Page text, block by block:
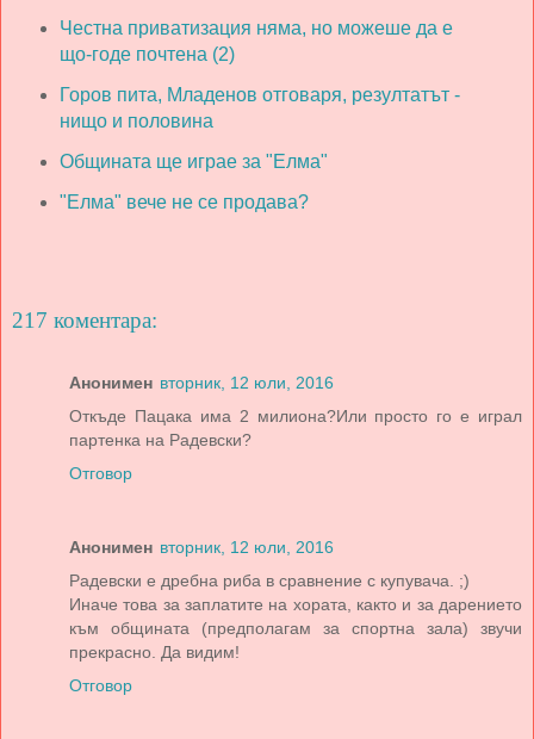
Честна приватизация няма, но можеше да е
що-годе почтена (2)
Горов пита, Младенов отговаря, резултатът -
нищо и половина
Общината ще играе за "Елма"
"Елма" вече не се продава?
217 коментара:
Анонимен вторник, 12 юли, 2016
Откъде Пацака има 2 милиона?Или просто го е играл
партенка на Радевски?
Отговор
Анонимен вторник, 12 юли, 2016
Радевски е дребна риба в сравнение с купувача. ;)
Иначе това за заплатите на хората, както и за дарението
към общината (предполагам за спортна зала) звучи
прекрасно. Да видим!
Отговор